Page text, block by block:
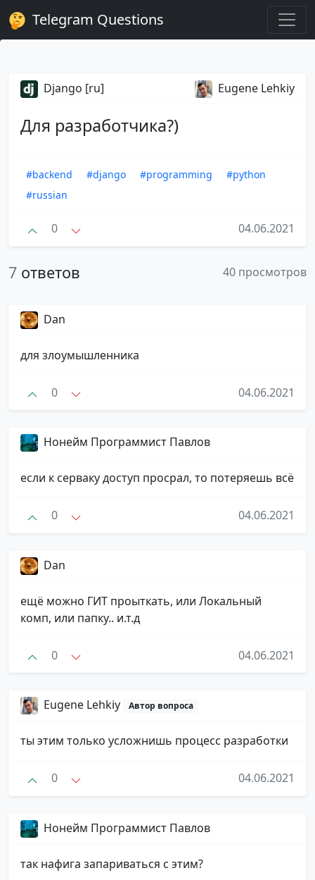
Telegram Questions
Django [ru] Eugene Lehkiy
Для разработчика?)
#backend #django #programming
#python
#russian
0 04.06.2021
7 ответов 40 просмотров
Dan
для злоумышленника
0 04.06.2021
Нонейм Программист Павлов
если к серваку доступ просрал, то потеряешь всё
0 04.06.2021
Dan
ещё можно ГИТ проыткать, или Локальный
комп, или папку.. и.т.д
0 04.06.2021
Eugene Lehkiy Автор вопроса
ты этим только усложнишь процесс разработки
0 04.06.2021
Нонейм Программист Павлов
так нафига запариваться с этим?